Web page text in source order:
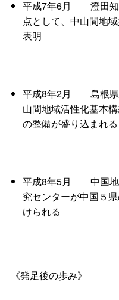
平成7年6月 澄田
点として、中山間地
表明
平成8年2月 島根
山間地域活性化基本
の整備が盛り込まれる
平成8年5月 中国
究センターが中国５
けられる
《発足後の歩み》